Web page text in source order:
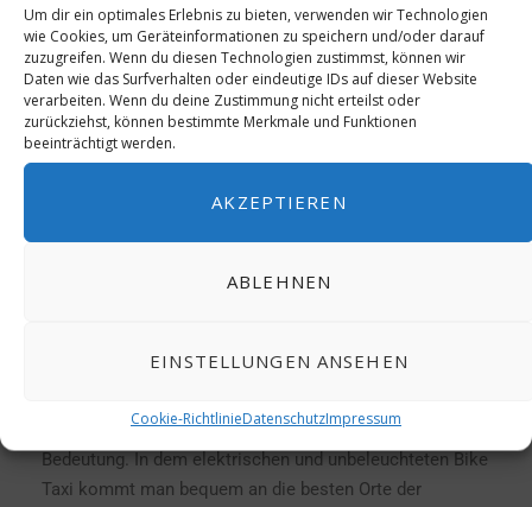
Um dir ein optimales Erlebnis zu bieten, verwenden wir Technologien
wie Cookies, um Geräteinformationen zu speichern und/oder darauf
zuzugreifen. Wenn du diesen Technologien zustimmst, können wir
Daten wie das Surfverhalten oder eindeutige IDs auf dieser Website
verarbeiten. Wenn du deine Zustimmung nicht erteilst oder
zurückziehst, können bestimmte Merkmale und Funktionen
beeinträchtigt werden.
AKZEPTIEREN
ABLEHNEN
EINSTELLUNGEN ANSEHEN
Cookie-RichtlinieDatenschutzImpressum
der wichtigsten Sehenswürdigkeiten. Man erhält bei
dazu gehörenden Erklärungen zur Geschichte und der
Bedeutung. In dem elektrischen und unbeleuchteten Bike
Taxi kommt man bequem an die besten Orte der